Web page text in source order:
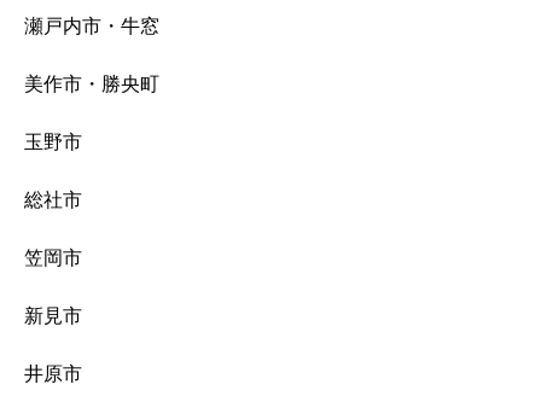
瀬戸内市・牛窓
美作市・勝央町
玉野市
総社市
笠岡市
新見市
井原市